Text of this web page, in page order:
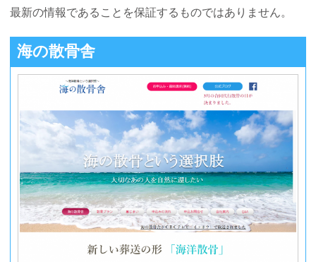
最新の情報であることを保証するものではありません。
海の散骨舎